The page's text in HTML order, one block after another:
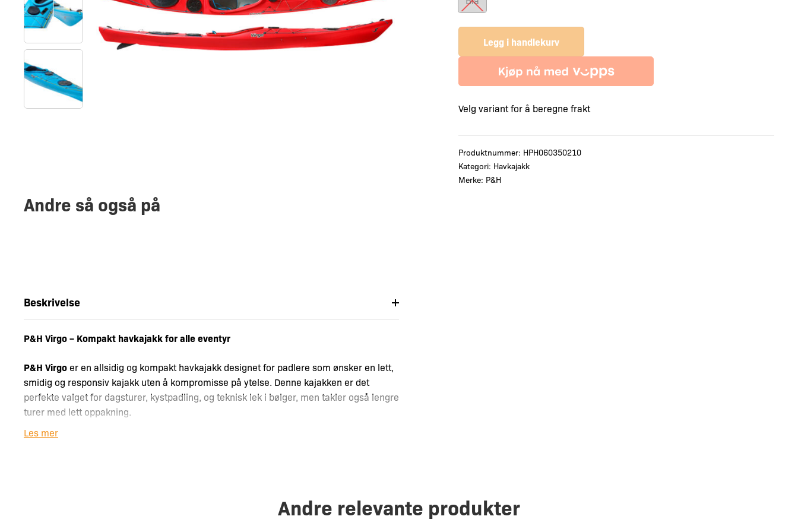
Legg i handlekurv
Velg variant for å beregne frakt
Produktnummer: HPH060350210
Kategori: Havkajakk
Merke: P&H
Andre så også på
Beskrivelse
P&H Virgo – Kompakt havkajakk for alle eventyr
P&H Virgo er en allsidig og kompakt havkajakk designet for padlere som ønsker en lett,
smidig og responsiv kajakk uten å kompromisse på ytelse. Denne kajakken er det
perfekte valget for dagsturer, kystpadling, og teknisk lek i bølger, men takler også lengre
turer med lett oppakning.
Med sin innovative konstruksjon og gjennomtenkte detaljer gir Virgo deg en optimal
Les mer
Andre relevante produkter